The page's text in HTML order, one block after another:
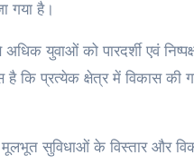
गया है।
युवाओं को पारदर्शी एवं
है कि प्रत्येक क्षेत्र में विकास
सुविधाओं के विस्तार और